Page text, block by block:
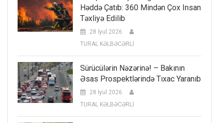
Həddə Çatıb: 360 Mindən Çox Insan
Təxliyə Edilib
28 İyul 2026
TURAL KƏLBƏCƏRLİ
Sürücülərin Nəzərinə! – Bakının
Əsas Prospektlərində Tıxac Yaranıb
28 İyul 2026
TURAL KƏLBƏCƏRLİ